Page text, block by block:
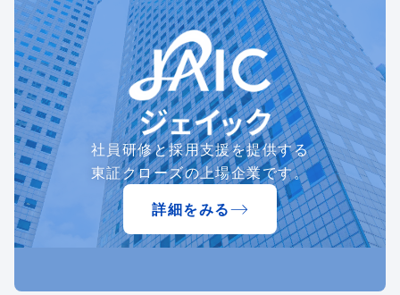
社員研修と採用支援を提供する
東証クローズの上場企業です。
詳細をみる